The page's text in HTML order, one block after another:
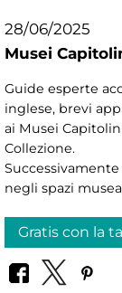
28/06/2025
Musei
Guide esperte
inglese, brevi
ai Musei
Collezione.
negli spazi
Gratis con la